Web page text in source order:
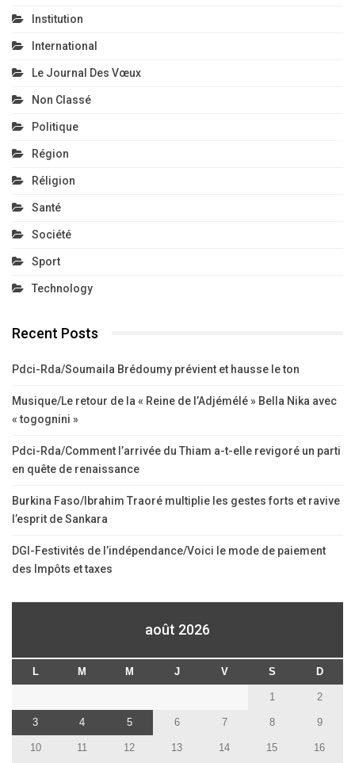
Institution
International
Le Journal Des Vœux
Non Classé
Politique
Région
Réligion
Santé
Société
Sport
Technology
Recent Posts
Pdci-Rda/Soumaila Brédoumy prévient et hausse le ton
Musique/Le retour de la « Reine de l’Adjémélé » Bella Nika avec
« togognini »
Pdci-Rda/Comment l’arrivée du Thiam a-t-elle revigoré un parti
en quête de renaissance
Burkina Faso/Ibrahim Traoré multiplie les gestes forts et ravive
l’esprit de Sankara
DGI-Festivités de l’indépendance/Voici le mode de paiement
des Impôts et taxes
août 2026
L M M J V S D
1 2
3 4 5 6 7 8 9
10 11 12 13 14 15 16